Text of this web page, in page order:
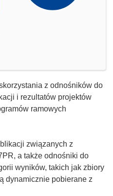
z odnośników do
i rezultatów projektów
ramowych
związanych z
a także odnośniki do
wyników, takich jak zbiory
dynamicznie pobierane z